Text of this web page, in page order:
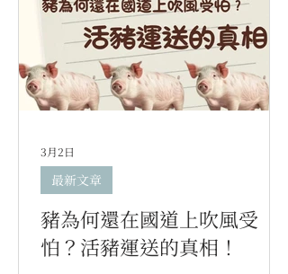
豬為何還在國道上吹風受
怕？活豬運送的真相！
最新文章
3月2日